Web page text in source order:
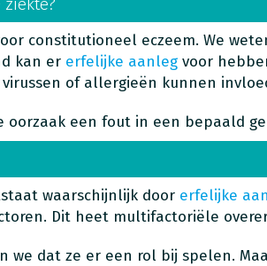
constitutioneel eczeem. We
kan er erfelijke aanlegvoor
of allergieën kunnen
oorzaak een fout in een bepaald
waarschijnlijk door erfelijke
Dit heet multifactoriële
we dat ze er een rol bij spelen.